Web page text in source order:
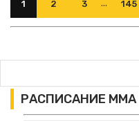
РАСПИСАНИЕ ММА
1 2 3 ... 145